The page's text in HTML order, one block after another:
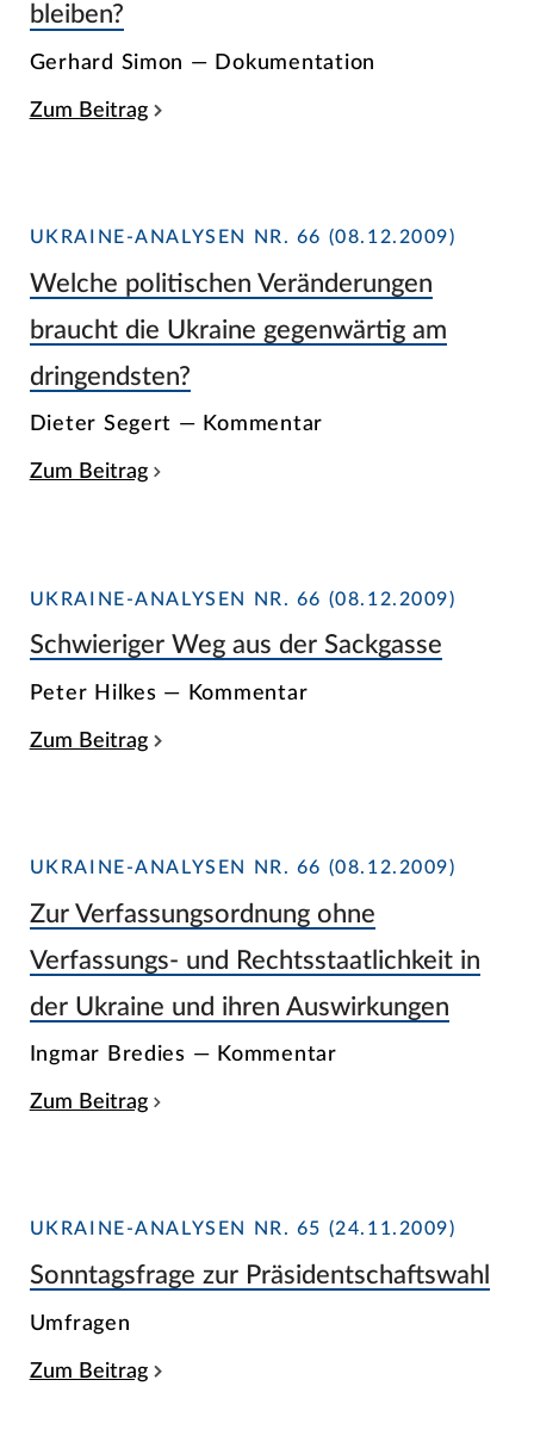
bleiben?
Gerhard Simon — Dokumentation
Zum Beitrag
UKRAINE-ANALYSEN NR. 66 (08.12.2009)
Welche politischen Veränderungen
braucht die Ukraine gegenwärtig am
dringendsten?
Dieter Segert — Kommentar
Zum Beitrag
UKRAINE-ANALYSEN NR. 66 (08.12.2009)
Schwieriger Weg aus der Sackgasse
Peter Hilkes — Kommentar
Zum Beitrag
UKRAINE-ANALYSEN NR. 66 (08.12.2009)
Zur Verfassungsordnung ohne
Verfassungs- und Rechtsstaatlichkeit in
der Ukraine und ihren Auswirkungen
Ingmar Bredies — Kommentar
Zum Beitrag
UKRAINE-ANALYSEN NR. 65 (24.11.2009)
Sonntagsfrage zur Präsidentschaftswahl
Umfragen
Zum Beitrag